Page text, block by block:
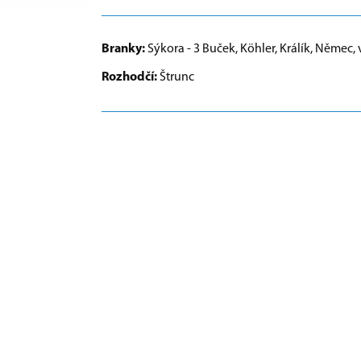
Branky:Sýkora - 3 Buček, Köhler, Králík, Němec,
Rozhodčí:Štrunc